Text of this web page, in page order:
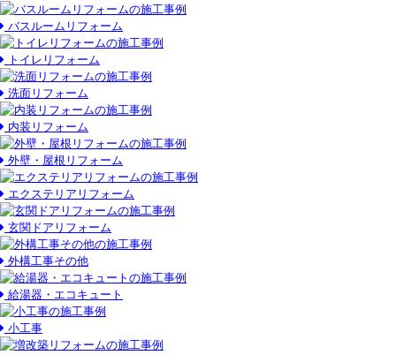
バスルームリフォーム
トイレリフォーム
洗面リフォーム
内装リフォーム
外壁・屋根リフォーム
エクステリアリフォーム
玄関ドアリフォーム
外構工事その他
給湯器・エコキュート
小工事